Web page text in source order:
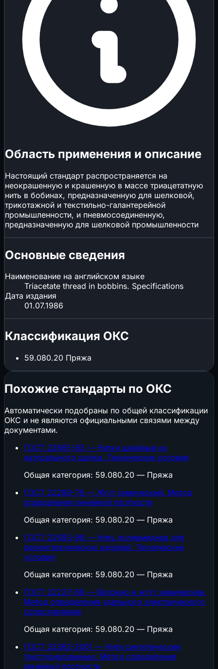
Область применения и описание
Настоящий стандарт распространяется на
неокрашенную и крашенную в массе триацетатную
нить в бобинах, предназначенную для шелковой,
трикотажной и текстильно-галантерейной
промышленности, и пневмосоединенную,
предназначенную для шелковой промышленности
Основные сведения
Наименование на английском языке
Triacetate thread in bobbins. Specifications
Дата издания
01.07.1986
Классификация ОКС
59.080.20 Пряжа
Похожие стандарты по ОКС
Автоматически подобраны по общей классификации
ОКС и не являются официальными связями между
документами.
ГОСТ 22665-83 — Нитки швейные из
натурального шелка. Технические условия
Общая категория: 59.080.20 — Пряжа
ГОСТ 22289-76 — Жгут химический. Метод
определения линейной плотности
Общая категория: 59.080.20 — Пряжа
ГОСТ 22693-98 — Нить полиамидная для
резинотехнических изделий. Технические
условия
Общая категория: 59.080.20 — Пряжа
ГОСТ 22227-88 — Волокно и жгут химические.
Метод определения удельного электрического
сопротивления
Общая категория: 59.080.20 — Пряжа
ГОСТ 23362-2001 — Нити синтетические
текстурированные. Метод определения
линейной плотности